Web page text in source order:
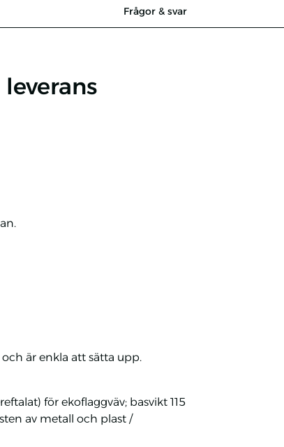
Frågor & svar
är enkla att sätta upp.
för ekoflaggväv; basvikt 115
av metall och plast /